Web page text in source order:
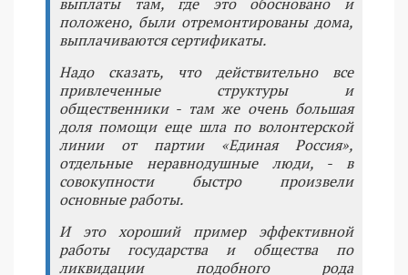
положено, были отремонтированы дома,
выплачиваются сертификаты.
Надо сказать, что действительно все
привлеченные структуры и
общественники - там же очень большая
доля помощи еще шла по волонтерской
линии от партии «Единая Россия»,
отдельные неравнодушные люди, - в
совокупности быстро произвели
основные работы.
И это хороший пример эффективной
работы государства и общества по
ликвидации подобного рода